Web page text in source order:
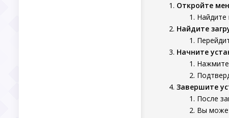
Откройте
Найдите
Найдите
Начните
Нажмите
Завершите
После
Вы